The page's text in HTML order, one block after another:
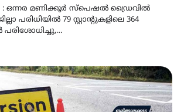
: ഒന്നര മണിക്കൂർ സ്പെഷൽ ഡ്രൈവിൽ
പരിധിയിൽ 79 സ്റ്റാന്റുകളിലെ 364
പരിശോധിച്ചു,…